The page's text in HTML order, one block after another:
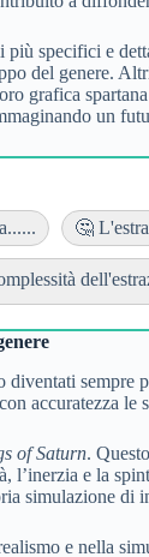
più specifici e
del genere.
grafica
un
🤔
accuratezza le
of Saturn.
e la
simulazione di
e nella